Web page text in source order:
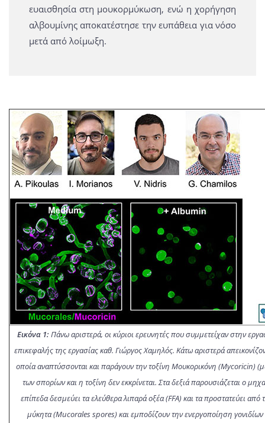
ευαισθησία στη μουκορμύκωση, ενώ η χορήγηση
αλβουμίνης αποκατέστησε την ευπάθεια για νόσο
μετά από λοίμωξη.
Εικόνα 1: Πάνω αριστερά, οι κύριοι ερευνητές που συμμετείχαν στην
επικεφαλής της εργασίας καθ. Γιώργος Χαμηλός. Κάτω αριστερά
οποία αναπτύσσονται και παράγουν την τοξίνη Μουκορικόνη (Mycoricin)
των σπορίων και η τοξίνη δεν εκκρίνεται. Στα δεξιά παρουσιάζεται ο
επίπεδα δεσμεύει τα ελεύθερα λιπαρά οξέα (FFA) και τα προστατεύει
μύκητα (Mucorales spores) και εμποδίζουν την ενεργοποίηση